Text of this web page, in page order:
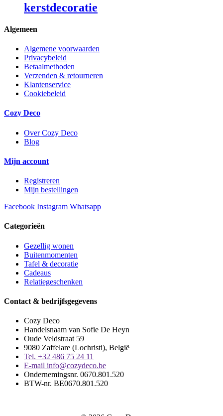
kerstdecoratie
Algemeen
Algemene voorwaarden
Privacybeleid
Betaalmethoden
Verzenden & retourneren
Klantenservice
Cookiebeleid
Cozy Deco
Over Cozy Deco
Blog
Mijn account
Registreren
Mijn bestellingen
Facebook Instagram Whatsapp
Categorieën
Gezellig wonen
Buitenmomenten
Tafel & decoratie
Cadeaus
Relatiegeschenken
Contact & bedrijfsgegevens
Cozy Deco
Handelsnaam van Sofie De Heyn
Oude Veldstraat 59
9080 Zaffelare (Lochristi), België
Tel. +32 486 75 24 11
E-mail info@cozydeco.be
Ondernemingsnr. 0670.801.520
BTW-nr. BE0670.801.520